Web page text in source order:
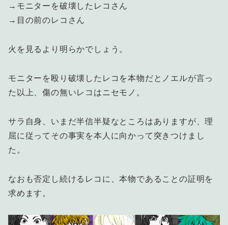
→モニターを破壊したレコさん
→目の前のレコさん
火を見るより明らかでしょう。
モニターを殴り破壊したレコを本物だとノエルが言っ
た以上、傷の無いレコはニセモノ。
サラ自身、いまだ半信半疑なところはありますが、理
屈に従ってその事実を本人に向かって突きつけまし
た。
なおも否定し続けるレコに、本物であることの証明を
求めます。